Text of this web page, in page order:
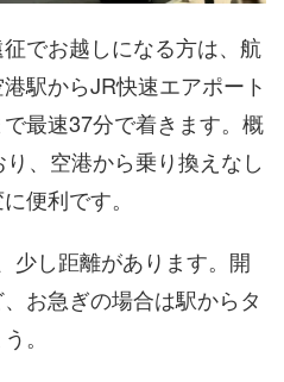
でお越しになる方は、航
駅からJR快速エアポート
最速37分で着きます。概
、空港から乗り換えなし
便利です。
少し距離があります。開
お急ぎの場合は駅からタ
。